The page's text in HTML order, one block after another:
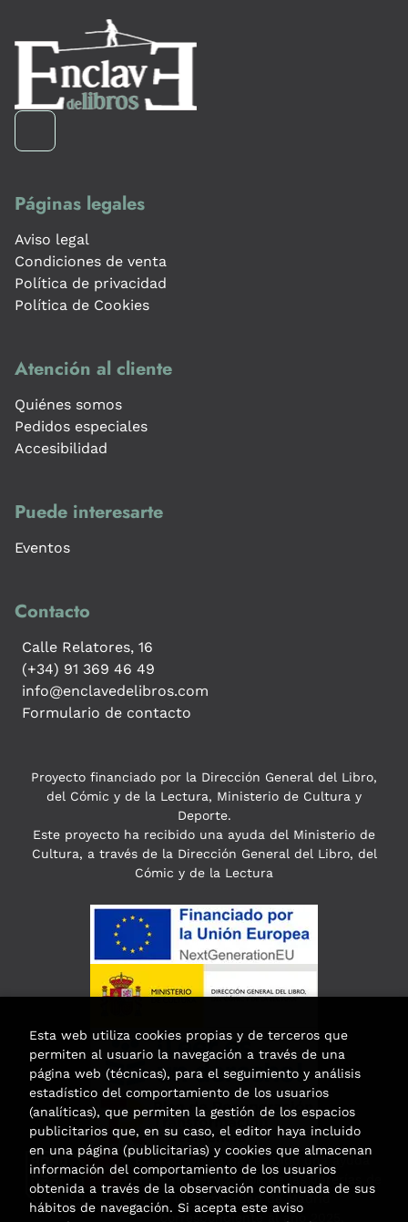
Páginas legales
Aviso legal
Condiciones de venta
Política de privacidad
Política de Cookies
Atención al cliente
Quiénes somos
Pedidos especiales
Accesibilidad
Puede interesarte
Eventos
Contacto
Calle Relatores, 16
(+34) 91 369 46 49
info@enclavedelibros.com
Formulario de contacto
Proyecto financiado por la Dirección General del Libro,
del Cómic y de la Lectura, Ministerio de Cultura y
Deporte.
Este proyecto ha recibido una ayuda del Ministerio de
Cultura, a través de la Dirección General del Libro, del
Cómic y de la Lectura
Esta actividad ha recibido una ayuda
para la modernización de las librerías de
la Comunidad de Madrid
correspondiente al año 2025.
Esta web utiliza cookies propias y de terceros que
permiten al usuario la navegación a través de una
página web (técnicas), para el seguimiento y análisis
estadístico del comportamiento de los usuarios
(analíticas), que permiten la gestión de los espacios
publicitarios que, en su caso, el editor haya incluido
en una página (publicitarias) y cookies que almacenan
información del comportamiento de los usuarios
obtenida a través de la observación continuada de sus
hábitos de navegación. Si acepta este aviso